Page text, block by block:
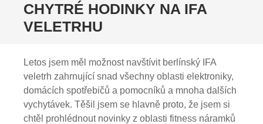
CHYTRÉ HODINKY NA IFA
VELETRHU
Letos jsem měl možnost navštívit berlínský IFA
veletrh zahrnující snad všechny oblasti elektroniky,
domácích spotřebičů a pomocníků a mnoha dalších
vychytávek. Těšil jsem se hlavně proto, že jsem si
chtěl prohlédnout novinky z oblasti fitness náramků